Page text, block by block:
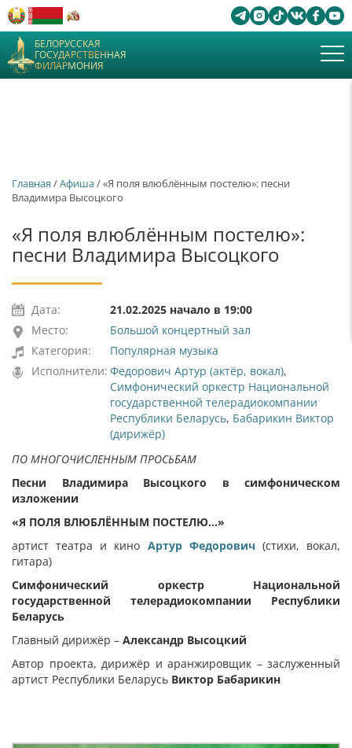
БЕЛОРУССКАЯ
ГОСУДАРСТВЕННАЯ
ФИЛАРМОНИЯ
Главная /Афиша/ «Я поля влюблённым постелю»: песни
Владимира Высоцкого
«Я поля влюблённым постелю»:
песни Владимира Высоцкого
Дата:
21.02.2025 начало в 19:00
Место:
Большой концертный зал
Категория:
Популярная музыка
Исполнители: Федорович Артур (актёр, вокал),
Симфонический оркестр Национальной
государственной телерадиокомпании
Республики Беларусь, Бабарикин Виктор
(дирижёр)
ПО МНОГОЧИСЛЕННЫМ ПРОСЬБАМ
Песни Владимира Высоцкого в симфоническом
изложении
«Я ПОЛЯ ВЛЮБЛЁННЫМ ПОСТЕЛЮ...»
артист театра и кино Артур Федорович (стихи, вокал,
гитара)
Симфонический оркестр Национальной
государственной телерадиокомпании Республики
Беларусь
Главный дирижёр – Александр Высоцкий
Автор проекта, дирижёр и аранжировщик – заслуженный
артист Республики Беларусь Виктор Бабарикин